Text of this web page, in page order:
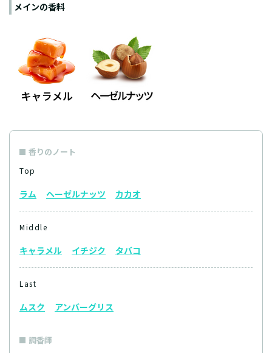
メインの香料
香りのノート
Top
ラム ヘーゼルナッツ カカオ
Middle
キャラメル イチジク タバコ
Last
ムスク アンバーグリス
調香師